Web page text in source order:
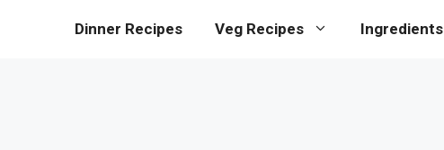
Dinner Recipes Veg Recipes Ingredients